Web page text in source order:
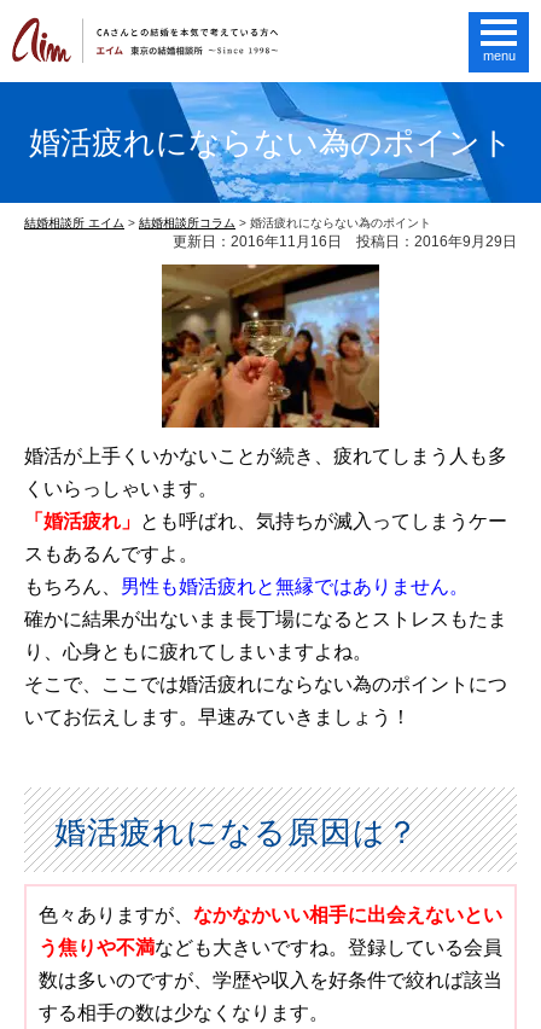
menu
婚活疲れにならない為のポイント
結婚相談所 エイム > 結婚相談所コラム > 婚活疲れにならない為のポイント
更新日：2016年11月16日 投稿日：2016年9月29日
婚活が上手くいかないことが続き、疲れてしまう人も多
くいらっしゃいます。
「婚活疲れ」 とも呼ばれ、気持ちが滅入ってしまうケー
スもあるんですよ。
もちろん、 男性も婚活疲れと無縁ではありません。
確かに結果が出ないまま長丁場になるとストレスもたま
り、心身ともに疲れてしまいますよね。
そこで、ここでは婚活疲れにならない為のポイントにつ
いてお伝えします。早速みていきましょう！
婚活疲れになる原因は？
色々ありますが、 なかなかいい相手に出会えないとい
う焦りや不満なども大きいですね。登録している会員
数は多いのですが、学歴や収入を好条件で絞れば該当
する相手の数は少なくなります。